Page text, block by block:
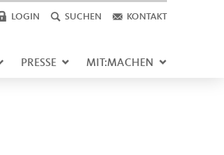
LOGIN SUCHEN KONTAKT
PRESSE MIT:MACHEN